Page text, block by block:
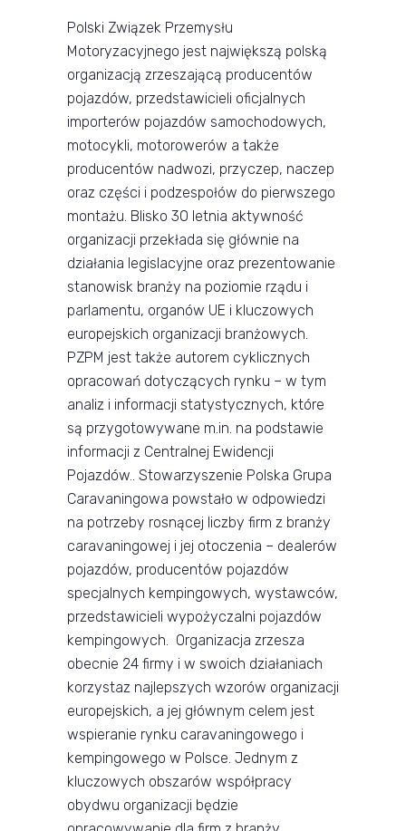
Polski Związek Przemysłu
Motoryzacyjnego jest największą polską
organizacją zrzeszającą producentów
pojazdów, przedstawicieli oficjalnych
importerów pojazdów samochodowych,
motocykli, motorowerów a także
producentów nadwozi, przyczep, naczep
oraz części i podzespołów do pierwszego
montażu. Blisko 30 letnia aktywność
organizacji przekłada się głównie na
działania legislacyjne oraz prezentowanie
stanowisk branży na poziomie rządu i
parlamentu, organów UE i kluczowych
europejskich organizacji branżowych.
PZPM jest także autorem cyklicznych
opracowań dotyczących rynku – w tym
analiz i informacji statystycznych, które
są przygotowywane m.in. na podstawie
informacji z Centralnej Ewidencji
Pojazdów.. Stowarzyszenie Polska Grupa
Caravaningowa powstało w odpowiedzi
na potrzeby rosnącej liczby firm z branży
caravaningowej i jej otoczenia – dealerów
pojazdów, producentów pojazdów
specjalnych kempingowych, wystawców,
przedstawicieli wypożyczalni pojazdów
kempingowych. Organizacja zrzesza
obecnie 24 firmy i w swoich działaniach
korzystaz najlepszych wzorów organizacji
europejskich, a jej głównym celem jest
wspieranie rynku caravaningowego i
kempingowego w Polsce. Jednym z
kluczowych obszarów współpracy
obydwu organizacji będzie